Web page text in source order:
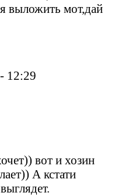
выложить мот,дай
12:29
вот и хозин
А кстати